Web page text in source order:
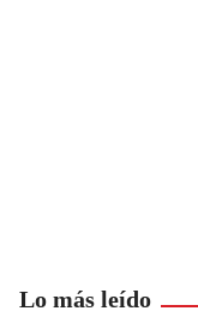
Lo más leído